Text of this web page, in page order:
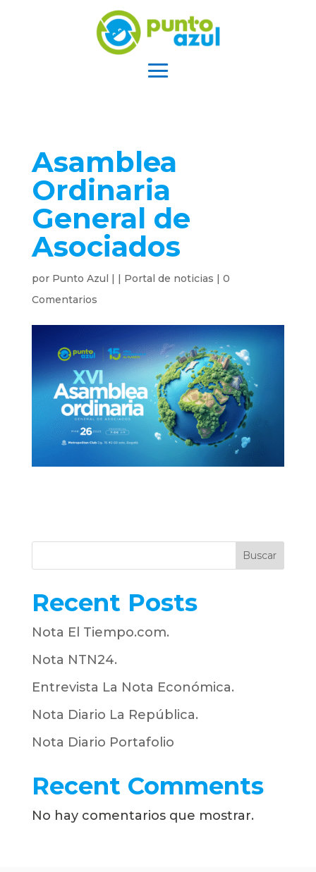
Asamblea
Ordinaria
General de
Asociados
por Punto Azul | | Portal de noticias | 0
Comentarios
Buscar
Recent Posts
Nota El Tiempo.com.
Nota NTN24.
Entrevista La Nota Económica.
Nota Diario La República.
Nota Diario Portafolio
Recent Comments
No hay comentarios que mostrar.